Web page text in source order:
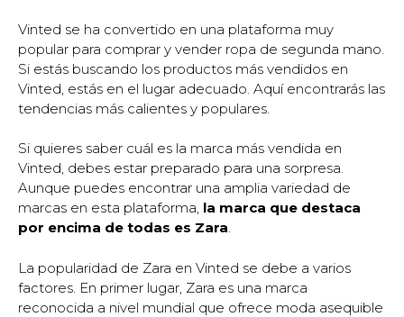
Vinted se ha convertido en una plataforma muy
popular para comprar y vender ropa de segunda mano.
Si estás buscando los productos más vendidos en
Vinted, estás en el lugar adecuado. Aquí encontrarás las
tendencias más calientes y populares.
Si quieres saber cuál es la marca más vendida en
Vinted, debes estar preparado para una sorpresa.
Aunque puedes encontrar una amplia variedad de
marcas en esta plataforma, la marca que destaca
por encima de todas es Zara.
La popularidad de Zara en Vinted se debe a varios
factores. En primer lugar, Zara es una marca
reconocida a nivel mundial que ofrece moda asequible